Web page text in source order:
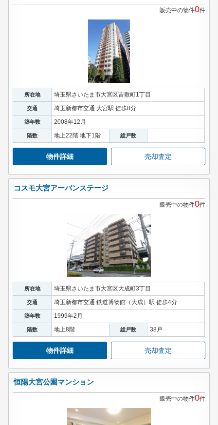
販売中の物件0件
所在地 埼玉県さいたま市大宮区吉敷町1丁目
交通 埼玉新都市交通 大宮駅 徒歩8分
築年数 2008年12月
階数 地上22階 地下1階 総戸数
物件詳細 売却査定
コスモ大宮アーバンステージ
販売中の物件0件
所在地 埼玉県さいたま市大宮区大成町3丁目
交通 埼玉新都市交通 鉄道博物館（大成）駅 徒歩4分
築年数 1999年2月
階数 地上8階 総戸数 38戸
物件詳細 売却査定
恒陽大宮公園マンション
販売中の物件0件